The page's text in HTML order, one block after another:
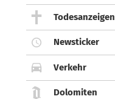
Todesanzeigen
Newsticker
Verkehr
Dolomiten